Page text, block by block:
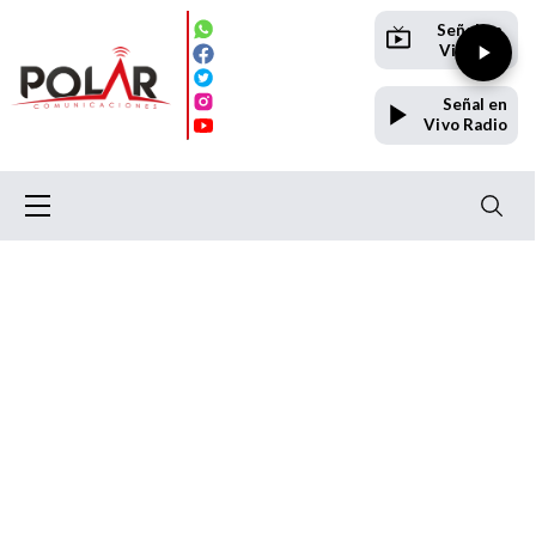
Señal en
Vivo TV
Señal en
Vivo Radio